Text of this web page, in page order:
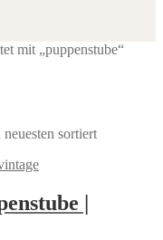
mit „puppenstube“
neuesten sortiert
|